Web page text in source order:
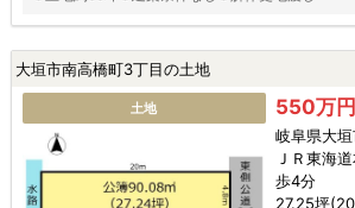
大垣市南高橋町3丁目の土地
土地 550万円
岐阜県大
ＪＲ東海
歩4分
27.25坪